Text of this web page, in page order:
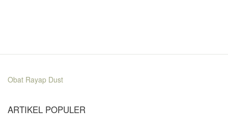
Obat Rayap Dust
ARTIKEL POPULER